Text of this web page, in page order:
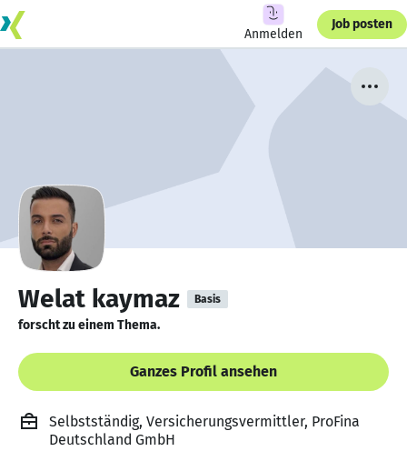
Anmelden
Job posten
Welat kaymaz Basis
forscht zu einem Thema.
Ganzes Profil ansehen
Selbstständig, Versicherungsvermittler, ProFina
Deutschland GmbH